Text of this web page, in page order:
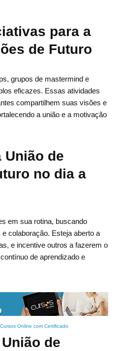
para a
de Futuro
grupos de mastermind e
eficazes. Essas atividades
compartilhem suas visões e
a união e a motivação
União de
no dia a
em sua rotina, buscando
colaboração. Esteja aberto a
e incentive outros a fazerem o
de aprendizado e
Online com Certificado
de